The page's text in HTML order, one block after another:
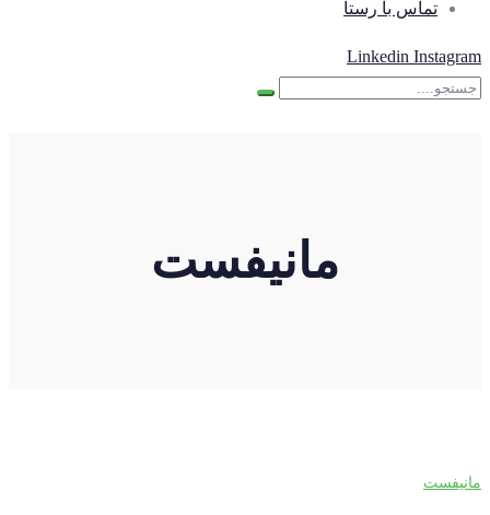
تماس با رستا
Linkedin Instagram
مانیفست
مانیفست